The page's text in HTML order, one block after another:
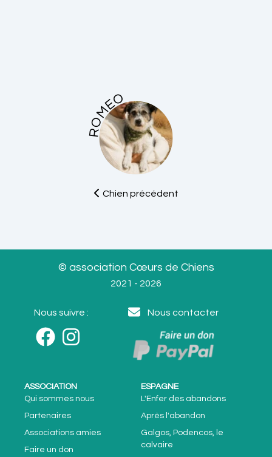
ROMEO
Chien précédent
© association Cœurs de Chiens
2021 - 2026
Nous suivre : Nous contacter
ASSOCIATION
Qui sommes nous
Partenaires
Associations amies
Faire un don
ESPAGNE
L'Enfer des abandons
Après l'abandon
Galgos, Podencos, le
calvaire